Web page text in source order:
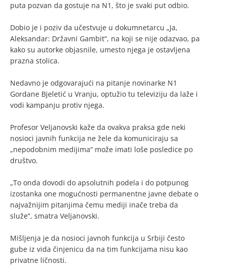
puta pozvan da gostuje na N1, što je svaki put odbio.
Dobio je i poziv da učestvuje u dokumnetarcu „Ja,
Aleksandar: Državni Gambit“, na koji se nije odazvao, pa
kako su autorke objasnile, umesto njega je ostavljena
prazna stolica.
Nedavno je odgovarajući na pitanje novinarke N1
Gordane Bjeletić u Vranju, optužio tu televiziju da laže i
vodi kampanju protiv njega.
Profesor Veljanovski kaže da ovakva praksa gde neki
nosioci javnih funkcija ne žele da komuniciraju sa
„nepodobnim medijima“ može imati loše posledice po
društvo.
„To onda dovodi do apsolutnih podela i do potpunog
izostanka one mogućnosti permanentne javne debate o
najvažnijim pitanjima čemu mediji inače treba da
služe“, smatra Veljanovski.
Mišljenja je da nosioci javnoh funkcija u Srbiji često
gube iz vida činjenicu da na tim funkcijama nisu kao
privatne ličnosti.